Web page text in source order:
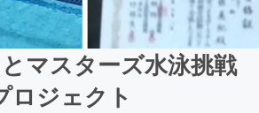
マスターズ水泳挑戦
ロジェクト